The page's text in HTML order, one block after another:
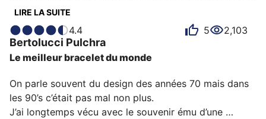
avis est une source d’inspiration pour comprendre ce
qui rend Bertolucci unique aux yeux de ses
possesseurs. Certains la décrivent comme
confortable, d'autres comme habillée ou fière et
chacun a des raisons personnelles d’aimer sa
Bertolucci pour son émotion, son confort ou encore
son rapport qualité-prix.
LIRE LA SUITE
4.4 5 2,103
Bertolucci Pulchra
Le meilleur bracelet du monde
On parle souvent du design des années 70 mais dans
les 90’s c’était pas mal non plus.
J’ai longtemps vécu avec le souvenir ému d’une